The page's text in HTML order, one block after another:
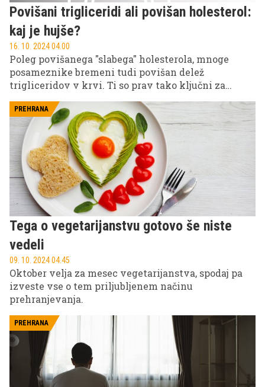
Povišani trigliceridi ali povišan holesterol:
kaj je hujše?
16. 10. 2024 04.00
Poleg povišanega "slabega" holesterola, mnoge
posameznike bremeni tudi povišan delež
trigliceridov v krvi. Ti so prav tako ključni za
povišana vrednost je bolj nevarna za naše zdravje?
PREHRANA
Tega o vegetarijanstvu gotovo še niste
vedeli
09. 10. 2024 04.45
Oktober velja za mesec vegetarijanstva, spodaj pa
izveste vse o tem priljubljenem načinu
prehranjevanja.
PREHRANA